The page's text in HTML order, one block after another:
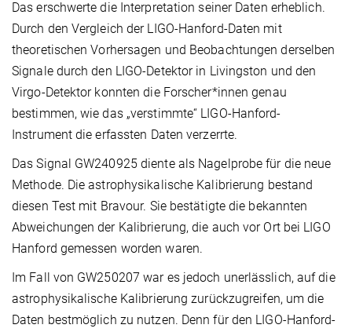
Das erschwerte die Interpretation seiner Daten erheblich.
Durch den Vergleich der LIGO-Hanford-Daten mit
theoretischen Vorhersagen und Beobachtungen derselben
Signale durch den LIGO-Detektor in Livingston und den
Virgo-Detektor konnten die Forscher*innen genau
bestimmen, wie das „verstimmte“ LIGO-Hanford-
Instrument die erfassten Daten verzerrte.
Das Signal GW240925 diente als Nagelprobe für die neue
Methode. Die astrophysikalische Kalibrierung bestand
diesen Test mit Bravour. Sie bestätigte die bekannten
Abweichungen der Kalibrierung, die auch vor Ort bei LIGO
Hanford gemessen worden waren.
Im Fall von GW250207 war es jedoch unerlässlich, auf die
astrophysikalische Kalibrierung zurückzugreifen, um die
Daten bestmöglich zu nutzen. Denn für den LIGO-Hanford-